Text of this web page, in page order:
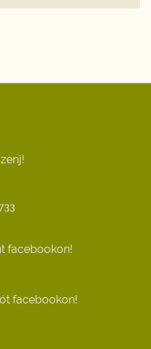
facebookon!
facebookon!